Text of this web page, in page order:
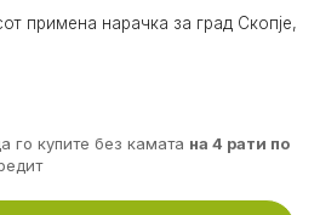
примена нарачка за град Скопје,
го купите без камата на 4 рати по